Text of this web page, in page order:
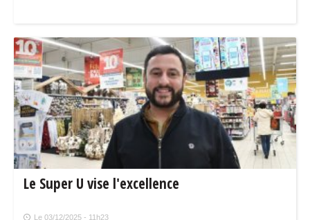
Le Super U vise l'excellence
Le 03/12/2025 - 11h23